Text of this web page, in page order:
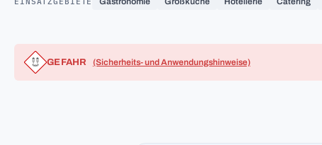
GEFAHR (Sicherheits- und Anwendungshinweise)